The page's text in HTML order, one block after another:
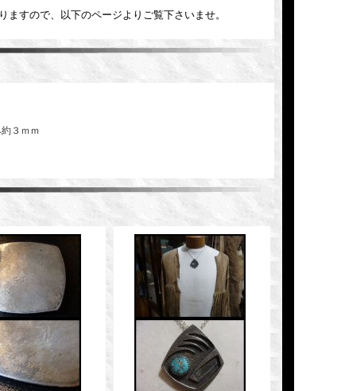
すので、以下のページよりご覧下さいませ。
３ｍｍ